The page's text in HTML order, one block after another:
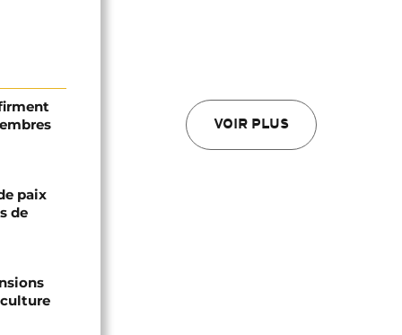
VOIR PLUS
paix
de